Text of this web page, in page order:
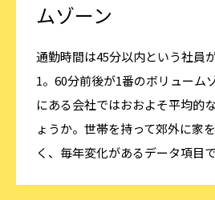
ムゾーン
通勤時間は45分以内という社員
1。60分前後が1番のボリューム
にある会社ではおおよそ平均的
ょうか。世帯を持って郊外に家
く、毎年変化があるデータ項目で